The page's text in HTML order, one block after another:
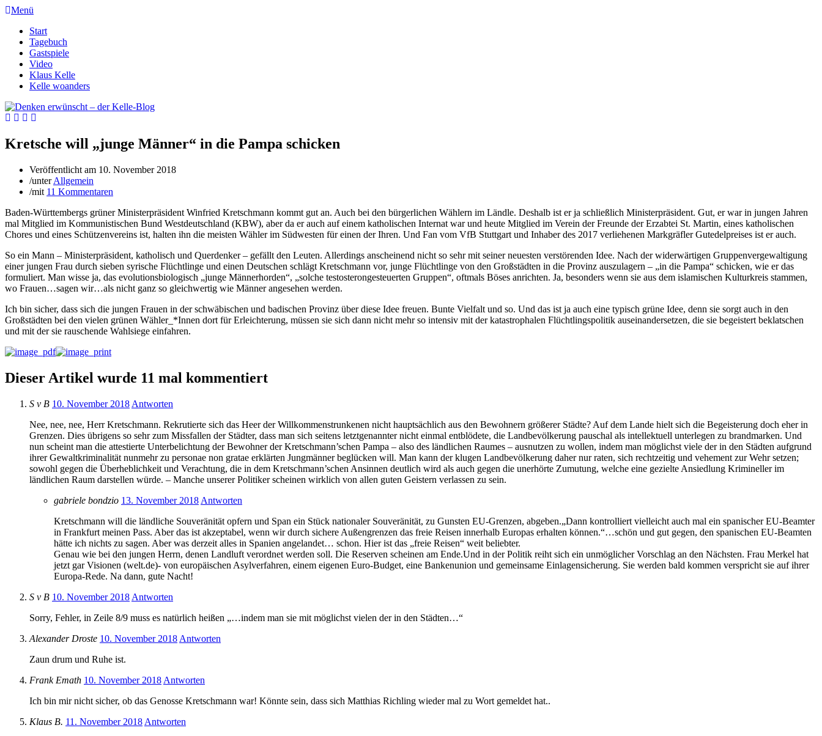
Menü
Start
Tagebuch
Gastspiele
Video
Klaus Kelle
Kelle woanders
Kretsche will „junge Männer“ in die Pampa schicken
Veröffentlicht am 10. November 2018
/unterAllgemein
/mit 11 Kommentaren
Baden-Württembergs grüner Ministerpräsident Winfried Kretschmann kommt gut an. Auch bei den bürgerlichen Wählern im Ländle. Deshalb ist er ja schließlich Ministerpräsident. Gut, er war in jungen Jahren
mal Mitglied im Kommunistischen Bund Westdeutschland (KBW), aber da er auch auf einem katholischen Internat war und heute Mitglied im Verein der Freunde der Erzabtei St. Martin, eines katholischen
Chores und eines Schützenvereins ist, halten ihn die meisten Wähler im Südwesten für einen der Ihren. Und Fan vom VfB Stuttgart und Inhaber des 2017 verliehenen Markgräfler Gutedelpreises ist er auch.
So ein Mann – Ministerpräsident, katholisch und Querdenker – gefällt den Leuten. Allerdings anscheinend nicht so sehr mit seiner neuesten verstörenden Idee. Nach der widerwärtigen Gruppenvergewaltigung
einer jungen Frau durch sieben syrische Flüchtlinge und einen Deutschen schlägt Kretschmann vor, junge Flüchtlinge von den Großstädten in die Provinz auszulagern – „in die Pampa“ schicken, wie er das
formuliert. Man wisse ja, das evolutionsbiologisch „junge Männerhorden“, „solche testosterongesteuerten Gruppen“, oftmals Böses anrichten. Ja, besonders wenn sie aus dem islamischen Kulturkreis stammen,
wo Frauen…sagen wir…als nicht ganz so gleichwertig wie Männer angesehen werden.
Ich bin sicher, dass sich die jungen Frauen in der schwäbischen und badischen Provinz über diese Idee freuen. Bunte Vielfalt und so. Und das ist ja auch eine typisch grüne Idee, denn sie sorgt auch in den
Großstädten bei den vielen grünen Wähler_*Innen dort für Erleichterung, müssen sie sich dann nicht mehr so intensiv mit der katastrophalen Flüchtlingspolitik auseinandersetzen, die sie begeistert beklatschen
und mit der sie rauschende Wahlsiege einfahren.
Dieser Artikel wurde 11 mal kommentiert
S v B 10. November 2018 Antworten
Nee, nee, nee, Herr Kretschmann. Rekrutierte sich das Heer der Willkommenstrunkenen nicht hauptsächlich aus den Bewohnern größerer Städte? Auf dem Lande hielt sich die Begeisterung doch eher in
Grenzen. Dies übrigens so sehr zum Missfallen der Städter, dass man sich seitens letztgenannter nicht einmal entblödete, die Landbevölkerung pauschal als intellektuell unterlegen zu brandmarken. Und
nun scheint man die attestierte Unterbelichtung der Bewohner der Kretschmann’schen Pampa – also des ländlichen Raumes – ausnutzen zu wollen, indem man möglichst viele der in den Städten aufgrund
ihrer Gewaltkriminalität nunmehr zu personae non gratae erklärten Jungmänner beglücken will. Man kann der klugen Landbevölkerung daher nur raten, sich rechtzeitig und vehement zur Wehr setzen;
sowohl gegen die Überheblichkeit und Verachtung, die in dem Kretschmann’schen Ansinnen deutlich wird als auch gegen die unerhörte Zumutung, welche eine gezielte Ansiedlung Krimineller im
ländlichen Raum darstellen würde. – Manche unserer Politiker scheinen wirklich von allen guten Geistern verlassen zu sein.
gabriele bondzio 13. November 2018 Antworten
Kretschmann will die ländliche Souveränität opfern und Span ein Stück nationaler Souveränität, zu Gunsten EU-Grenzen, abgeben.„Dann kontrolliert vielleicht auch mal ein spanischer EU-Beamter
in Frankfurt meinen Pass. Aber das ist akzeptabel, wenn wir durch sichere Außengrenzen das freie Reisen innerhalb Europas erhalten können.“…schön und gut gegen, den spanischen EU-Beamten
hätte ich nichts zu sagen. Aber was derzeit alles in Spanien angelandet… schon. Hier ist das „freie Reisen“ weit beliebter.
Genau wie bei den jungen Herrn, denen Landluft verordnet werden soll. Die Reserven scheinen am Ende.Und in der Politik reiht sich ein unmöglicher Vorschlag an den Nächsten. Frau Merkel hat
jetzt gar Visionen (welt.de)- von europäischen Asylverfahren, einem eigenen Euro-Budget, eine Bankenunion und gemeinsame Einlagensicherung. Sie werden bald kommen verspricht sie auf ihrer
Europa-Rede. Na dann, gute Nacht!
S v B 10. November 2018 Antworten
Sorry, Fehler, in Zeile 8/9 muss es natürlich heißen „…indem man sie mit möglichst vielen der in den Städten…“
Alexander Droste 10. November 2018 Antworten
Zaun drum und Ruhe ist.
Frank Emath 10. November 2018 Antworten
Ich bin mir nicht sicher, ob das Genosse Kretschmann war! Könnte sein, dass sich Matthias Richling wieder mal zu Wort gemeldet hat..
Klaus B. 11. November 2018 Antworten